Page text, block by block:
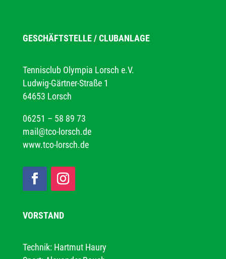
GESCHÄFTSTELLE / CLUBANLAGE
Tennisclub Olympia Lorsch e.V.
Ludwig-Gärtner-Straße 1
64653 Lorsch
06251 – 58 89 73
mail@tco-lorsch.de
www.tco-lorsch.de
VORSTAND
Technik: Hartmut Haury